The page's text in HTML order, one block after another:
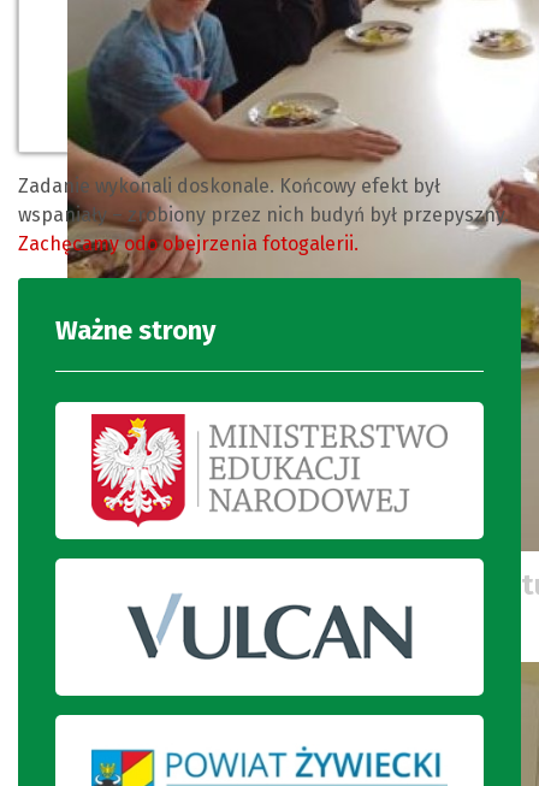
Wychowankowie internatu
przygotowany deser.
Zadanie wykonali doskonale. Końcowy efekt był
wspaniały – zrobiony przez nich budyń był przepyszny.
Zachęcamy odo obejrzenia fotogalerii.
Ważne strony